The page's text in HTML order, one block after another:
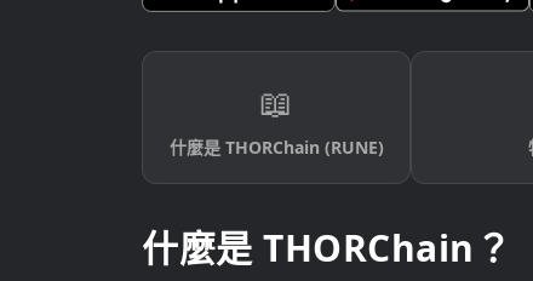
📖
什麼是 THORChain (RUNE)
什麼是 THORChain？